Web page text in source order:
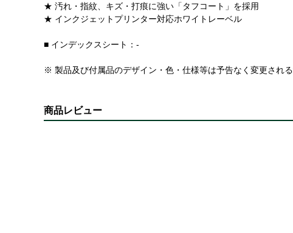
★ 汚れ・指紋、キズ・打痕に強い「タフコート」を採用
★ インクジェットプリンター対応ホワイトレーベル
■ インデックスシート：-
※ 製品及び付属品のデザイン・色・仕様等は予告なく変更される
商品レビュー